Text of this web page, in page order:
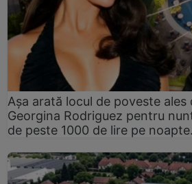
Așa arată locul de poveste
Georgina Rodriguez pentru
de peste 1000 de lire pe